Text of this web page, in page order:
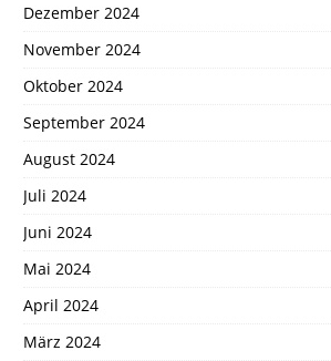
Dezember 2024
November 2024
Oktober 2024
September 2024
August 2024
Juli 2024
Juni 2024
Mai 2024
April 2024
März 2024